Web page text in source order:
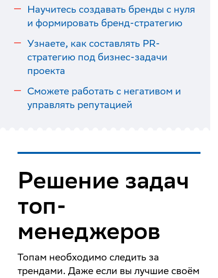
Научитесь создавать бренды с нуля
и формировать бренд-стратегию
Узнаете, как составлять PR-
стратегию под бизнес-задачи
проекта
Сможете работать с негативом и
управлять репутацией
Решение задач
топ-
менеджеров
Топам необходимо следить за
трендами. Даже если вы лучшие своём